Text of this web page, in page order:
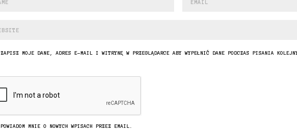
ZAPISZ MOJE DANE, ADRES E-MAIL I WITRYNĘ W PRZEGLĄDARCE ABY WYPEŁNIĆ DANE PODCZAS PISANIA
POWIADOM MNIE O NOWYCH WPISACH PRZEZ EMAIL.